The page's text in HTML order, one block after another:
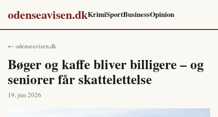
odenseavisen.dkKrimiSportBusinessOpinion
← odenseavisen.dk
Bøger og kaffe bliver billigere – og
seniorer får skattelettelse
19. jun 2026